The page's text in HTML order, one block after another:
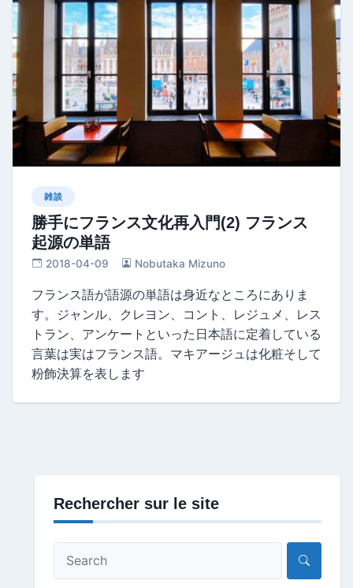
雑談
勝手にフランス文化再入門(2) フランス
起源の単語
2018-04-09 Nobutaka Mizuno
フランス語が語源の単語は身近なところにありま
す。ジャンル、クレヨン、コント、レジュメ、レス
トラン、アンケートといった日本語に定着している
言葉は実はフランス語。マキアージュは化粧そして
粉飾決算を表します
Rechercher sur le site